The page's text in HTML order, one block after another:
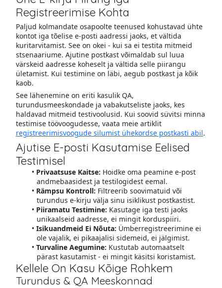
Registreerimise Kohta
Paljud kolmandate osapoolte teenused kohustavad ühte
kontot iga tõelise e-posti aadressi jaoks, et vältida
kuritarvitamist. See on okei - kui sa ei testita mitmeid
stsenaariume. Ajutine postkast võimaldab sul luua
värskeid aadresse koheselt ja vältida selle piirangu
ületamist. Kui testimine on läbi, aegub postkast ja kõik
kaob.
See lähenemine on eriti kasulik QA,
turundusmeeskondade ja vabakutseliste jaoks, kes
haldavad mitmeid testivoolusid. Kui soovid süvitsi minna
testimise töövoogudesse, vaata meie artiklit
registreerimisvoogude silumist ühekordse postkasti abil.
Ajutise E-posti Kasutamise Eelised
Testimisel
Privaatsuse Kaitse: Hoidke oma peamine e-post
andmebaasidest ja testilogidest eemal.
Rämpsu Kontroll: Filtreerib soovimatuid või
turundus e-kirju välja sinu isiklikust postkastist.
Piiramatu Testimine: Kasutage iga testi jaoks
unikaalseid aadresse, ei mingit korduspiiri.
Isikuandmeid Ei Nõuta: Ümberregistreerimine ei
ole vajalik, ei pikaajalisi sidemeid, ei jälgimist.
Turvaline Aegumine: Kustutab automaatselt
pärast kasutamist - ei mingit käsitsi koristamist.
Kellele On Kasu Kõige Rohkem
Turundus & QA Meeskonnad